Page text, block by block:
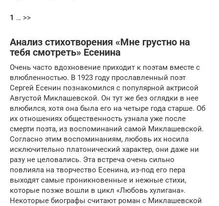
1 … >>
Анализ стихотворения «Мне грустно на
тебя смотреть» Есенина
Очень часто вдохновение приходит к поэтам вместе с
влюбленностью. В 1923 году прославленный поэт
Сергей Есенин познакомился с популярной актрисой
Августой Миклашевской. Он тут же без оглядки в нее
влюбился, хотя она была его на четыре года старше. Об
их отношениях общественность узнала уже после
смерти поэта, из воспоминаний самой Миклашевской.
Согласно этим воспоминаниям, любовь их носила
исключительно платонический характер, они даже ни
разу не целовались. Эта встреча очень сильно
повлияла на творчество Есенина, из-под его пера
выходят самые проникновенные и нежные стихи,
которые позже вошли в цикл «Любовь хулигана».
Некоторые биографы считают роман с Миклашевской